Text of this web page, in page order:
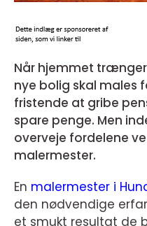
Når hjemmet
nye bolig skal males
fristende at gribe
spare penge. Men
overveje fordelene
malermester.
En malermester i
den nødvendige
et smukt resultat de